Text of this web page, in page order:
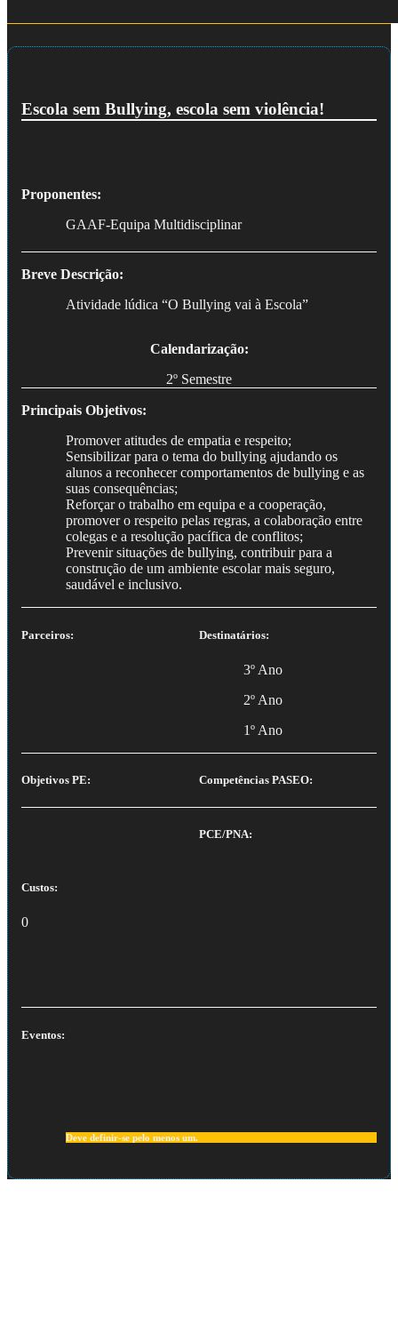
Escola sem Bullying, escola sem violência!
Proponentes:
GAAF-Equipa Multidisciplinar
Breve Descrição:
Atividade lúdica “O Bullying vai à Escola”
Calendarização:
2º Semestre
Principais Objetivos:
Promover atitudes de empatia e respeito;
Sensibilizar para o tema do bullying ajudando os
alunos a reconhecer comportamentos de bullying e as
suas consequências;
Reforçar o trabalho em equipa e a cooperação,
promover o respeito pelas regras, a colaboração entre
colegas e a resolução pacífica de conflitos;
Prevenir situações de bullying, contribuir para a
construção de um ambiente escolar mais seguro,
saudável e inclusivo.
Parceiros: Destinatários:
3º Ano
2º Ano
1º Ano
Objetivos PE: Competências PASEO:
Custos:
0
PCE/PNA:
Eventos:
Deve definir-se pelo menos um.